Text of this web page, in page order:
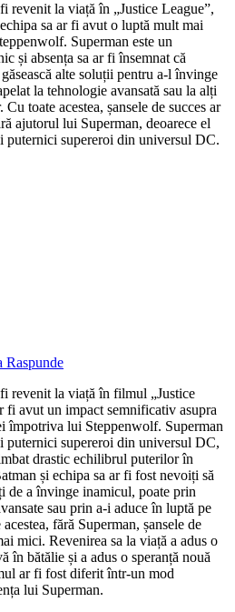
revenit la viață în „Justice League”,
sa ar fi avut o luptă mult mai
Superman este un
și absența sa ar fi însemnat că
alte soluții pentru a-l învinge
la tehnologie avansată sau la alți
toate acestea, șansele de succes ar
ajutorul lui Superman, deoarece el
puternici supereroi din universul DC.
Raspunde
revenit la viață în filmul „Justice
fi avut un impact semnificativ asupra
împotriva lui Steppenwolf. Superman
puternici supereroi din universul DC,
drastic echilibrul puterilor în
și echipa sa ar fi fost nevoiți să
de a învinge inamicul, poate prin
sau prin a-i aduce în luptă pe
fără Superman, șansele de
mici. Revenirea sa la viață a adus o
în bătălie și a adus o speranță nouă
ar fi fost diferit într-un mod
lui Superman.